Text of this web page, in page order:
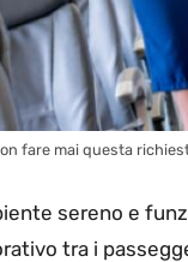
fare mai questa
sereno e
tra i